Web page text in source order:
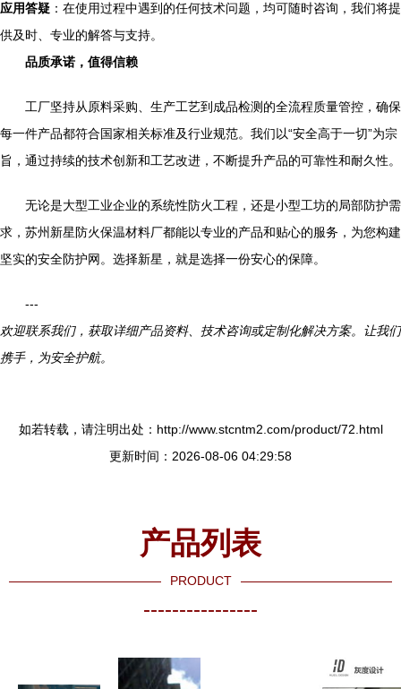
应用答疑 ：在使用过程中遇到的任何技术问题，均可随时咨询，我们将提
供及时、专业的解答与支持。
品质承诺，值得信赖
工厂坚持从原料采购、生产工艺到成品检测的全流程质量管控，确保
每一件产品都符合国家相关标准及行业规范。我们以“安全高于一切”为宗
旨，通过持续的技术创新和工艺改进，不断提升产品的可靠性和耐久性。
无论是大型工业企业的系统性防火工程，还是小型工坊的局部防护需
求，苏州新星防火保温材料厂都能以专业的产品和贴心的服务，为您构建
坚实的安全防护网。选择新星，就是选择一份安心的保障。
---
欢迎联系我们，获取详细产品资料、技术咨询或定制化解决方案。让我们
携手，为安全护航。
如若转载，请注明出处：http://www.stcntm2.com/product/72.html
更新时间：2026-08-06 04:29:58
产品列表
PRODUCT
----------------